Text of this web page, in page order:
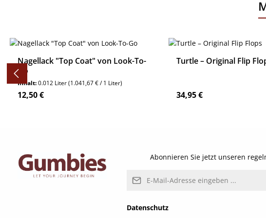
Produktgalerie überspringen
Nagellack "Top Coat" von Look-To-
Go
Inhalt:0.012 Liter(1.041,67 € / 1 Liter)
Regulärer Preis:
12,50 €
Turtle – Original Flip
Regulärer Preis:
34,95 €
Abonnieren Sie jetzt unseren
E-Mail-Adresse*
Datenschutz